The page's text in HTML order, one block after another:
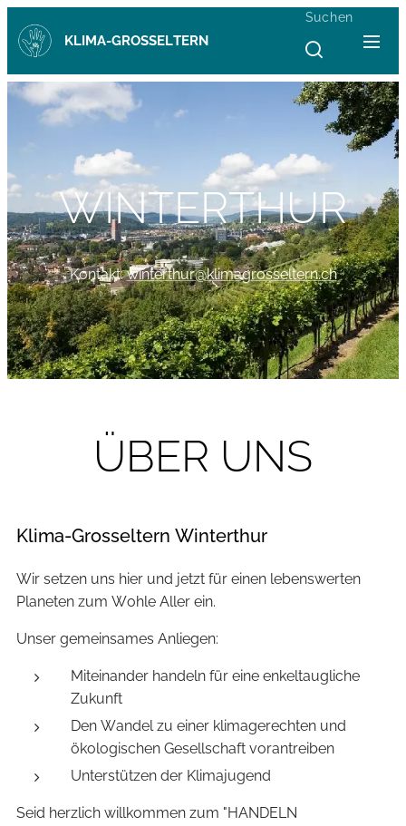
KLIMA-GROSSELTERN
Suchen
WINTERTHUR
Kontakt:winterthur@klimagrosseltern.ch
ÜBER UNS
Klima-Grosseltern Winterthur
Wir setzen uns hier und jetzt für einen lebenswerten
Planeten zum Wohle Aller ein.
Unser gemeinsames Anliegen:
Miteinander handeln für eine enkeltaugliche
Zukunft
Den Wandel zu einer klimagerechten und
ökologischen Gesellschaft vorantreiben
Unterstützen der Klimajugend
Seid herzlich willkommen zum "HANDELN